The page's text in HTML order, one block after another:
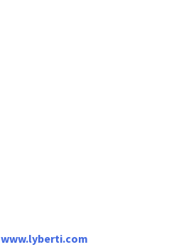
www.lyberti.com